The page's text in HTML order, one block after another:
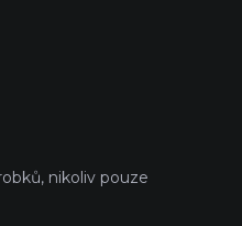
nikoliv pouze